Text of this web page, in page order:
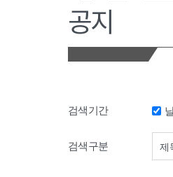
공지
검색기간
검색구분 제